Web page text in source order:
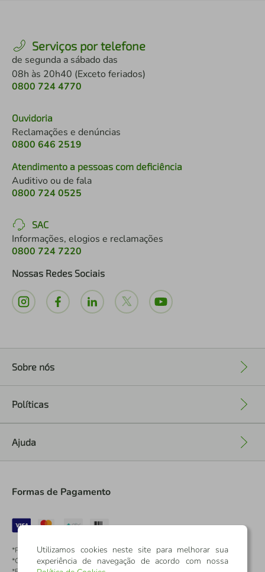
Serviços por telefone
de segunda a sábado das
08h às 20h40 (Exceto feriados)
0800 724 4770
Ouvidoria
Reclamações e denúncias
0800 646 2519
Atendimento a pessoas com deficiência
Auditivo ou de fala
0800 724 0525
SAC
Informações, elogios e reclamações
0800 724 7220
Nossas Redes Sociais
Sobre nós
Políticas
Ajuda
Formas de Pagamento
*Pontos dos Cartões Sicredi
*Cartões Sicredi
Utilizamos cookies neste site para melhorar sua
experiência de navegação de acordo com nossa